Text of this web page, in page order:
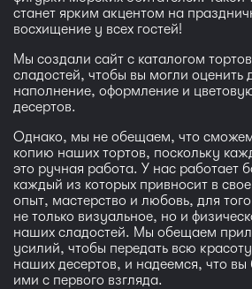
станет ярким акцентом на
восхищение у всех гостей!
Мы создали сайт с каталогом
сладостей, чтобы вы могли оценить
наполнение, оформление и
десертов.
Однако, мы не обещаем, что
копию наших тортов, поскольку
это ручная работа. У нас работает
каждый из которых привносит в
опыт, мастерство и любовь, для
не только визуальное, но и
наших сладостей. Мы обещаем
усилий, чтобы передать всю
наших десертов, и надеемся, что вы
ими с первого взгляда.